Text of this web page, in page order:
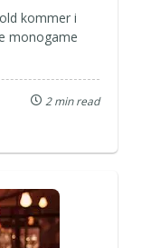
kommer i
monogame
2 min read